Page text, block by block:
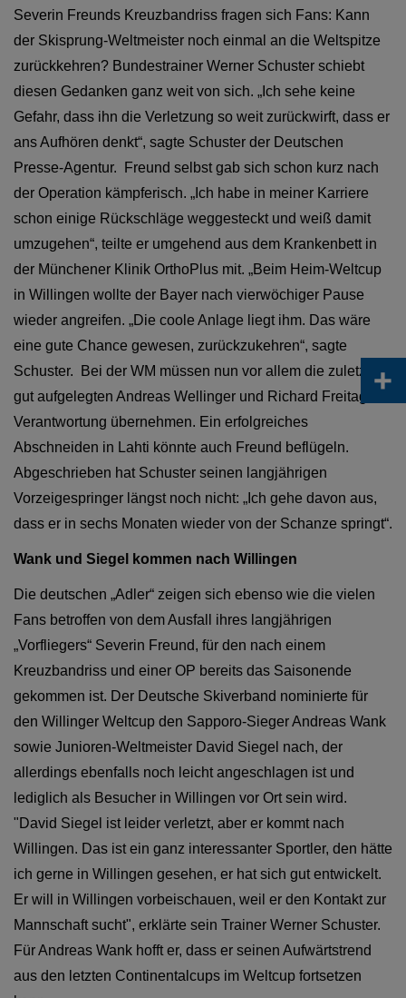
Severin Freunds Kreuzbandriss fragen sich Fans: Kann
der Skisprung-Weltmeister noch einmal an die Weltspitze
zurückkehren? Bundestrainer Werner Schuster schiebt
diesen Gedanken ganz weit von sich. „Ich sehe keine
Gefahr, dass ihn die Verletzung so weit zurückwirft, dass er
ans Aufhören denkt“, sagte Schuster der Deutschen
Presse-Agentur.
Freund selbst gab sich schon kurz nach
der Operation kämpferisch. „Ich habe in meiner Karriere
schon einige Rückschläge weggesteckt und weiß damit
umzugehen“, teilte er umgehend aus dem Krankenbett in
der Münchener Klinik OrthoPlus mit. „Beim Heim-Weltcup
in Willingen wollte der Bayer nach vierwöchiger Pause
wieder angreifen. „Die coole Anlage liegt ihm. Das wäre
eine gute Chance gewesen, zurückzukehren“, sagte
Schuster.
Bei der WM müssen nun vor allem die zuletzt
gut aufgelegten Andreas Wellinger und Richard Freitag
Verantwortung übernehmen. Ein erfolgreiches
Abschneiden in Lahti könnte auch Freund beflügeln.
Abgeschrieben hat Schuster seinen langjährigen
Vorzeigespringer längst noch nicht: „Ich gehe davon aus,
dass er in sechs Monaten wieder von der Schanze springt“.
Wank und Siegel kommen nach Willingen
Die deutschen „Adler“ zeigen sich ebenso wie die vielen
Fans betroffen von dem Ausfall ihres langjährigen
„Vorfliegers“ Severin Freund, für den nach einem
Kreuzbandriss und einer OP bereits das Saisonende
gekommen ist. Der Deutsche Skiverband nominierte für
den Willinger Weltcup den Sapporo-Sieger Andreas Wank
sowie Junioren-Weltmeister David Siegel nach, der
allerdings ebenfalls noch leicht angeschlagen ist und
lediglich als Besucher in Willingen vor Ort sein wird.
"David Siegel ist leider verletzt, aber er kommt nach
Willingen. Das ist ein ganz interessanter Sportler, den hätte
ich gerne in Willingen gesehen, er hat sich gut entwickelt.
Er will in Willingen vorbeischauen, weil er den Kontakt zur
Mannschaft sucht", erklärte sein Trainer Werner Schuster.
Für Andreas Wank hofft er, dass er seinen Aufwärtstrend
aus den letzten Continentalcups im Weltcup fortsetzen
+